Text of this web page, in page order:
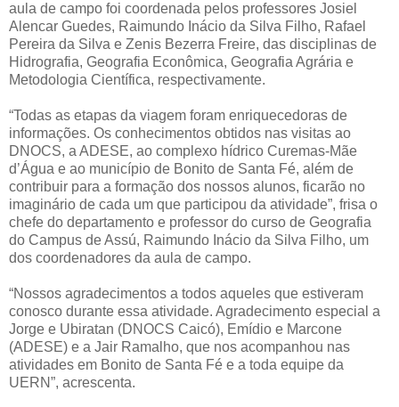
aula de campo foi coordenada pelos professores Josiel
Alencar Guedes, Raimundo Inácio da Silva Filho, Rafael
Pereira da Silva e Zenis Bezerra Freire, das disciplinas de
Hidrografia, Geografia Econômica, Geografia Agrária e
Metodologia Científica, respectivamente.
“Todas as etapas da viagem foram enriquecedoras de
informações. Os conhecimentos obtidos nas visitas ao
DNOCS, a ADESE, ao complexo hídrico Curemas-Mãe
d’Água e ao município de Bonito de Santa Fé, além de
contribuir para a formação dos nossos alunos, ficarão no
imaginário de cada um que participou da atividade”, frisa o
chefe do departamento e professor do curso de Geografia
do Campus de Assú, Raimundo Inácio da Silva Filho, um
dos coordenadores da aula de campo.
“Nossos agradecimentos a todos aqueles que estiveram
conosco durante essa atividade. Agradecimento especial a
Jorge e Ubiratan (DNOCS Caicó), Emídio e Marcone
(ADESE) e a Jair Ramalho, que nos acompanhou nas
atividades em Bonito de Santa Fé e a toda equipe da
UERN”, acrescenta.